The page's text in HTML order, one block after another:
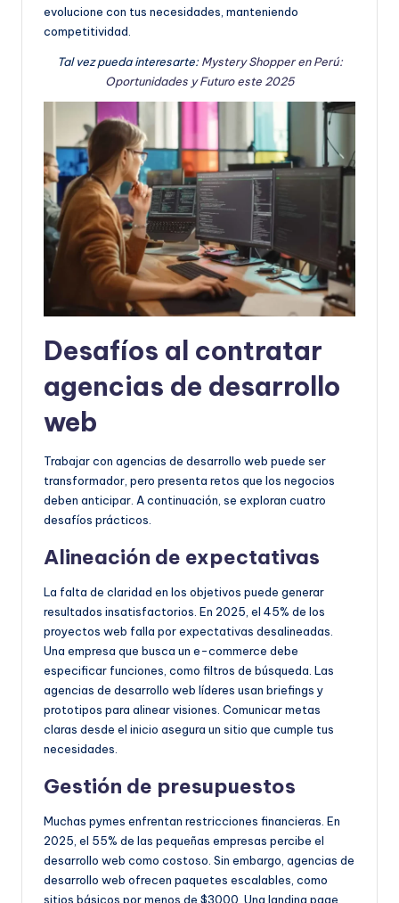
evolucione con tus necesidades, manteniendo
competitividad.
Tal vez pueda interesarte:Mystery Shopper en Perú:
Oportunidades y Futuro este 2025
Desafíos al contratar
agencias de desarrollo
web
Trabajar con agencias de desarrollo web puede ser
transformador, pero presenta retos que los negocios
deben anticipar. A continuación, se exploran cuatro
desafíos prácticos.
Alineación de expectativas
La falta de claridad en los objetivos puede generar
resultados insatisfactorios. En 2025, el 45% de los
proyectos web falla por expectativas desalineadas.
Una empresa que busca un e-commerce debe
especificar funciones, como filtros de búsqueda. Las
agencias de desarrollo web líderes usan briefings y
prototipos para alinear visiones. Comunicar metas
claras desde el inicio asegura un sitio que cumple tus
necesidades.
Gestión de presupuestos
Muchas pymes enfrentan restricciones financieras. En
2025, el 55% de las pequeñas empresas percibe el
desarrollo web como costoso. Sin embargo, agencias de
desarrollo web ofrecen paquetes escalables, como
sitios básicos por menos de $3000. Una landing page